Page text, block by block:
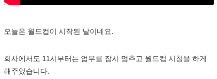
오늘은 월드컵이 시작된 날이네요.
회사에서도 11시부터는 업무를 잠시 멈추고 월드컵 시청을 하게
해주었습니다.